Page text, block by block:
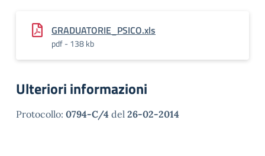
GRADUATORIE_PSICO.xls
pdf - 138 kb
Ulteriori informazioni
Protocollo: 0794-C/4 del 26-02-2014